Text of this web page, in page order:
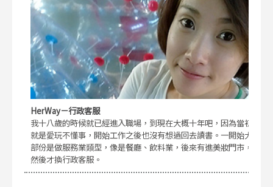
HerWay－行政客服
我十八歲的時候就已經進入職場，到現在大概十年吧，因為當初
就是愛玩不懂事，開始工作之後也沒有想過回去讀書。一開始大
部份是做服務業類型，像是餐廳、飲料業，後來有進美妝門市，
然後才換行政客服。